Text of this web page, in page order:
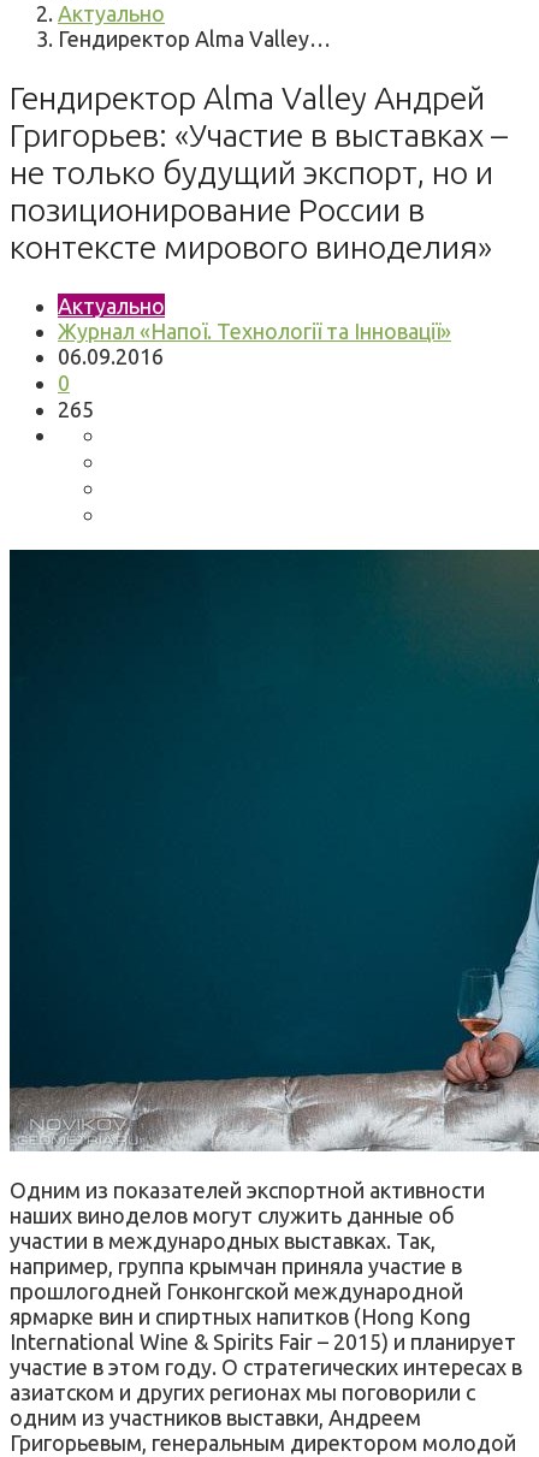
Актуально
Гендиректор Alma Valley…
Гендиректор Alma Valley Андрей
Григорьев: «Участие в выставках –
не только будущий экспорт, но и
позиционирование России в
контексте мирового виноделия»
Актуально
Журнал «Напої. Технології та Інновації»
06.09.2016
0
265
Одним из показателей экспортной активности
наших виноделов могут служить данные об
участии в международных выставках. Так,
например, группа крымчан приняла участие в
прошлогодней Гонконгской международной
ярмарке вин и спиртных напитков (Hong Kong
International Wine & Spirits Fair – 2015) и планирует
участие в этом году. О стратегических интересах в
азиатском и других регионах мы поговорили с
одним из участников выставки, Андреем
Григорьевым, генеральным директором молодой